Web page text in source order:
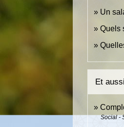
Un
Quels
Et aussi
Social -